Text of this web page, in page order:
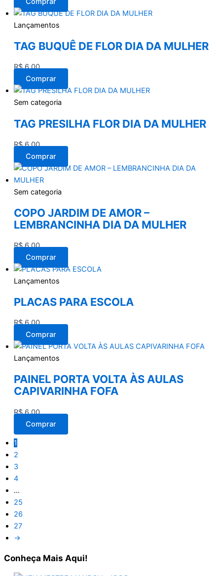
Lançamentos
TAG BUQUÊ DE FLOR DIA DA MULHER
R$6,00
Comprar
Sem categoria
TAG PRESILHA FLOR DIA DA MULHER
R$6,00
Comprar
Sem categoria
COPO JARDIM DE AMOR –
LEMBRANCINHA DIA DA MULHER
R$6,00
Comprar
Lançamentos
PLACAS PARA ESCOLA
R$6,00
Comprar
Lançamentos
PAINEL PORTA VOLTA ÀS AULAS
CAPIVARINHA FOFA
R$6,00
Comprar
1
2
3
4
…
25
26
27
→
Conheça Mais Aqui!